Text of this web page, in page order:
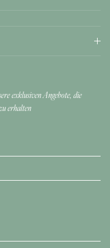
exklusiven Angebote, die
erhalten